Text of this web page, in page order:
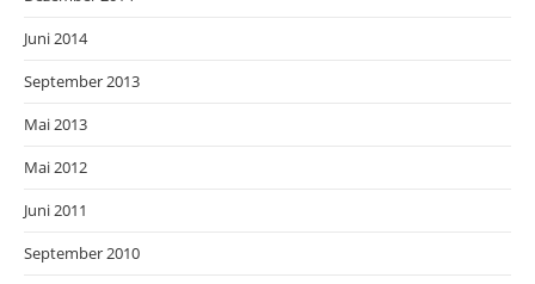
Juni 2014
September 2013
Mai 2013
Mai 2012
Juni 2011
September 2010